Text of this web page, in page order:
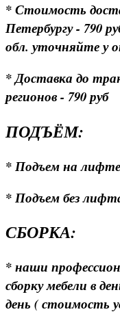
* Стоимость
Петербургу - 790
обл. уточняйте у
* Доставка до
регионов - 790 руб
ПОДЪЁМ:
* Подъем на лифте
* Подъем без
СБОРКА:
* наши
сборку мебели в
день ( стоимость